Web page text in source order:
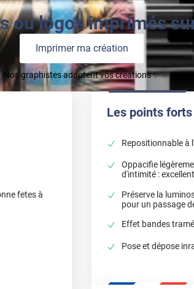
ou logos imprimés
Imprimer ma création
Nos graphistes adaptent vos créations ✨
fetes à
Les points forts
Repositionnable à
Oppacifie
d'intimité : excellent
Préserve la
pour un passage
Effet bandes
Pose et dépose